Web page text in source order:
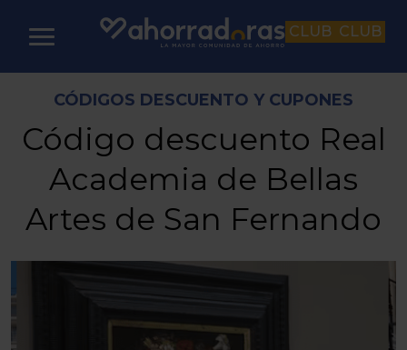
CLUB CLUB
CÓDIGOS DESCUENTO Y CUPONES
Código descuento Real
Academia de Bellas
Artes de San Fernando